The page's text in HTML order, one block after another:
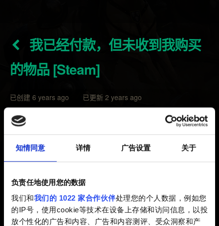
知情同意 详情 广告设置 关于
负责任地使用您的数据
我们和我们的 1022 家合作伙伴处理您的个人数据，例如您
的IP号，使用cookie等技术在设备上存储和访问信息，以投
放个性化的广告和内容、广告和内容测评、受众洞察和产
我已经付款，但未收到我购买
的物品 [Steam]
已创建 6 years ago 已更新 2 years ago
如果您已经付款、却未收到物品（请先在游戏内商店的“打
开物品”菜单确认是否收到），或者您被多次收费，请点击
下方的“联系我们”按钮。请您提供购买证明（例如收据或
请注意，通过 Steam 购买的物品无法退款。
您可以在 Steam 钱包充值的 14 天之内请求退款，要求您
是在 Steam 上交易且尚未使用这些余额。